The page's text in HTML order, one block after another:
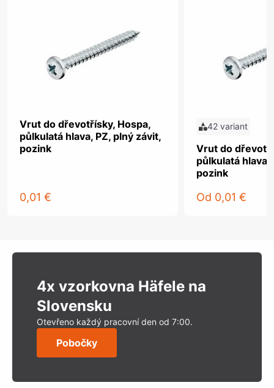
Vrut do dřevotřísky, Hospa,
půlkulatá hlava, PZ, plný závit,
pozink
0,01 €
42 variant
Vrut do
půlkulatá hlava,
pozink
Od 0,01 €
4x vzorkovna Häfele na
Slovensku
Otevřeno každý pracovní den od 7:00.
Pobočky